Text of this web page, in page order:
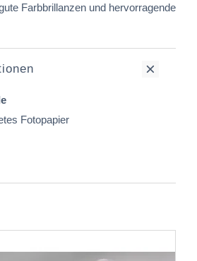
Farbbrillanzen und hervorragende
Fotopapier